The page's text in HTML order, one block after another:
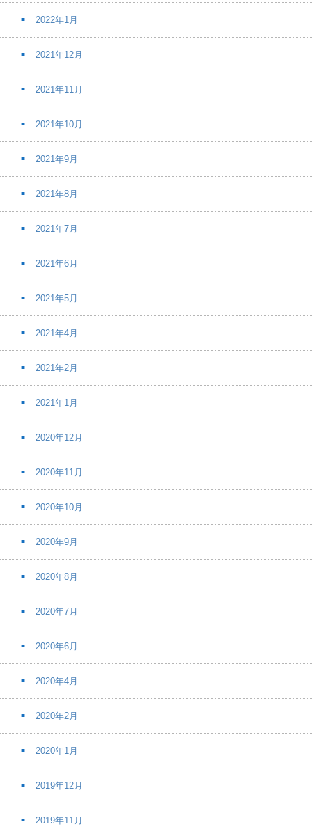
2022年1月
2021年12月
2021年11月
2021年10月
2021年9月
2021年8月
2021年7月
2021年6月
2021年5月
2021年4月
2021年2月
2021年1月
2020年12月
2020年11月
2020年10月
2020年9月
2020年8月
2020年7月
2020年6月
2020年4月
2020年2月
2020年1月
2019年12月
2019年11月